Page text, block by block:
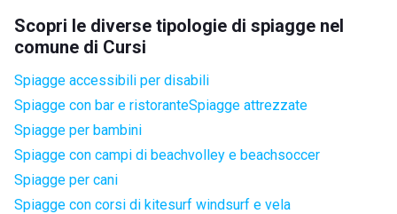
Scopri le diverse tipologie di spiagge nel
comune di Cursi
Spiagge accessibili per disabili
Spiagge con bar e ristoranteSpiagge attrezzate
Spiagge per bambini
Spiagge con campi di beachvolley e beachsoccer
Spiagge per cani
Spiagge con corsi di kitesurf windsurf e vela